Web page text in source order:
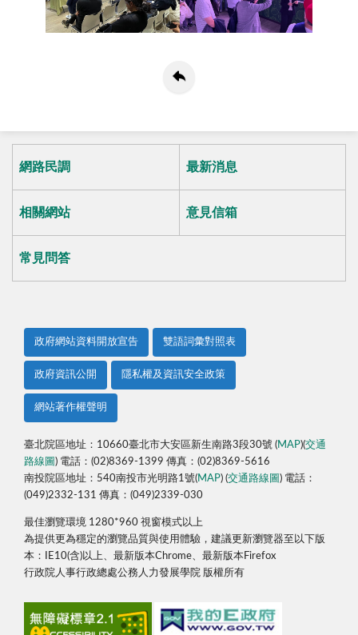
網路民調 最新消息
相關網站 意見信箱
常見問答
政府網站資料開放宣告 雙語詞彙對照表
政府資訊公開 隱私權及資訊安全政策
網站著作權聲明
臺北院區地址：10660臺北市大安區新生南路3段30號 (MAP)(交通
路線圖) 電話：(02)8369-1399 傳真：(02)8369-5616
南投院區地址：540南投市光明路1號(MAP) (交通路線圖) 電話：
(049)2332-131 傳真：(049)2339-030
最佳瀏覽環境 1280*960 視窗模式以上
為提供更為穩定的瀏覽品質與使用體驗，建議更新瀏覽器至以下版
本：IE10(含)以上、最新版本Chrome、最新版本Firefox
行政院人事行政總處公務人力發展學院 版權所有